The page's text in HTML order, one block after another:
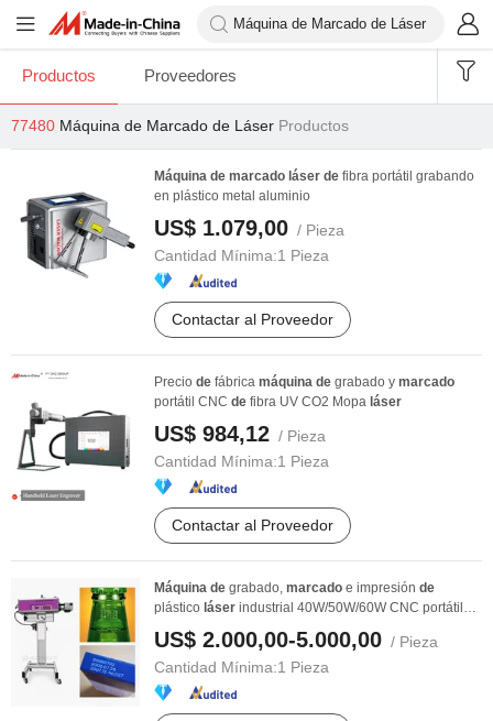
Productos Proveedores
77480 Máquina de Marcado de Láser Productos
Máquina de marcado láser de fibra portátil grabando
en plástico metal aluminio
US$ 1.079,00 / Pieza
Cantidad Mínima:1 Pieza
Contactar al Proveedor
Precio de fábrica máquina de grabado y marcado
portátil CNC de fibra UV CO2 Mopa láser
US$ 984,12 / Pieza
Cantidad Mínima:1 Pieza
Contactar al Proveedor
Máquina de grabado, marcado e impresión de
plástico láser industrial 40W/50W/60W CNC portátil
UV Fly ...
US$ 2.000,00-5.000,00 / Pieza
Cantidad Mínima:1 Pieza